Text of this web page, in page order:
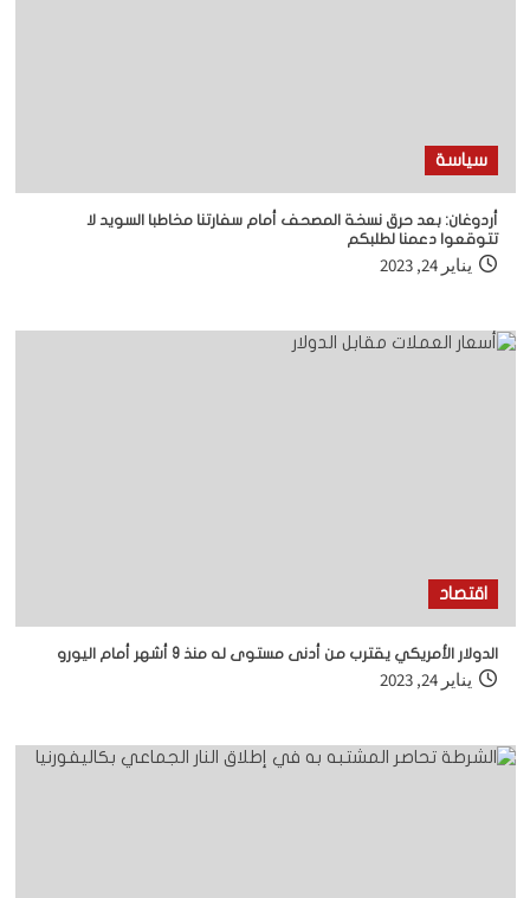
سياسة
أردوغان: بعد حرق نسخة المصحف أمام سفارتنا مخاطبا السويد لا
تتوقعوا دعمنا لطلبكم
يناير 24, 2023
اقتصاد
الدولار الأمريكي يقترب من أدنى مستوى له منذ 9 أشهر أمام اليورو
يناير 24, 2023